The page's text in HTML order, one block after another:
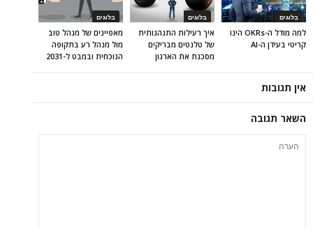
בלוגים
מאפיינים של מנהל טוב
מול מנהל רע בתקופה
הנוכחית ובמבט ל-2031
בלוגים
איך רעילות התנהגותית
של טלנטים מבריקים
מסכנת את הארגון
בלוגים
למה מודל ה-OKRs הינו
קריטי בעידן ה-AI
אין תגובות
השאר תגובה